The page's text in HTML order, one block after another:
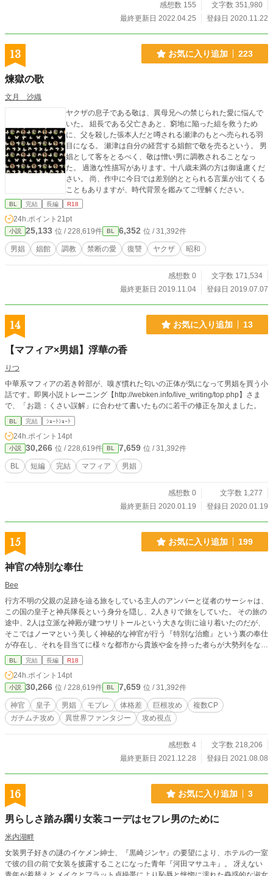
感想数 155
文字数 351,980
最終更新日 2022.04.25
登録日 2020.11.22
13 お気に入り追加 223
煉獄の歌
文月 沙織
ヤクザの息子である敬は、異母兄への禁じられた愛に悩んで
いた。 組長である父亡きあと、窮地に陥った組を救うため
に、父を殺した張本人だと噂される瀬津のもとへ売られる羽
目になる。 瀬津は自分の経営する娼館で敬を売るという。 男
娼として客をとるべく、敬は憎い男に調教されることなっ
た。 過激な性描写があります。十八歳未満の方は御遠慮くだ
さい。 尚、作中に今日では差別的ととられる言葉が出てくる
こともありますが、時代背景を鑑みてご理解ください。
BL 完結 長編 R18
24h.ポイント 21pt
小説 25,133 位 / 228,619件 BL 6,352 位 / 31,392件
男娼 娼館 調教 禁断の愛 復讐 ヤクザ 昭和
感想数 0
文字数 171,534
最終更新日 2019.11.04
登録日 2019.07.07
14 お気に入り追加 13
【マフィア×男娼】浮華の香
りつ
中華系マフィアの若き幹部が、嗅ぎ慣れた匂いの正体が気になって男娼を買う小
話です。即興小説トレーニング【http://webken.info/live_writing/top.php】さま
で、「お題：くさい誤解」に合わせて書いたものに若干の修正を加えました。
BL 完結 ｼｮｰﾄｼｮｰﾄ
24h.ポイント 14pt
小説 30,266 位 / 228,619件 BL 7,659 位 / 31,392件
BL 短編 完結 マフィア 男娼
感想数 0
文字数 1,277
最終更新日 2020.01.19
登録日 2020.01.19
15 お気に入り追加 199
神官の特別な奉仕
Bee
行方不明の父親の足跡を辿る旅をしている主人のアンバーと従者のサーシャは、
この国の皇子と神兵隊長という身分を隠し、2人きりで旅をしていた。 その旅の
途中、2人は立派な神殿が建つサリトールという大きな街に辿り着いたのだが、
そこではノーマという美しく神秘的な神官が行う『特別な治癒』という裏の奉仕
が存在し、それを目当てに様々な都市から貴族や金を持った者らが大勢列をなす
ほど訪れ、神殿に多額の寄付を落としていた。 多額の寄付を払うことで行われ
る『特別な治癒』という謎に包まれた奉仕活動。この街に漂う妙な雰囲気に、二
人は違和感を覚え、好奇心から神殿や街の秘密を探り始める。 途中アンバー
は、ディーと名乗る美しい少年神官と出会い心を奪われ、またサーシャは娼館で
1人の男娼と出会い、そして2人は、神殿で行われる特別な奉仕の謎を知ること
になる。 筋肉系褐色肌主人（皇子・弟）×美少年神官 筋肉系褐色肌巨根従者
（神兵隊長・兄）×ちょっと年のいった美青年男娼 受けのモブレ表現あり。主人
すが、物語の舞台である国は世襲王制ではないため、2人の父親は王族ではな
く、兄である親兵隊長も王族ではありません。 ※その他複数CPあり ※R18 予
BL 完結 長編 R18
24h.ポイント 14pt
小説 30,266 位 / 228,619件 BL 7,659 位 / 31,392件
神官 皇子 男娼 モブレ 体格差 巨根攻め
複数CP
ガチムチ攻め
異世界ファンタジー 攻め視点
感想数 4
文字数 218,206
最終更新日 2021.12.28
登録日 2021.08.08
16 お気に入り追加 3
男らしさ踏み躙り女装コーデはセフレ男のために
米内湖畔
女装男子好きの謎のイケメン紳士、『黒崎ジンヤ』の要望により、ホテルの一室
で彼の目の前で女装を披露することになった青年『河田マサユキ』。 冴えない